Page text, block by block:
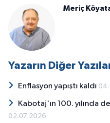
Meriç
Yazarın Diğer
Enflasyon yapıştı kaldı
Kabotaj'ın 100. yılında
02.07.2026